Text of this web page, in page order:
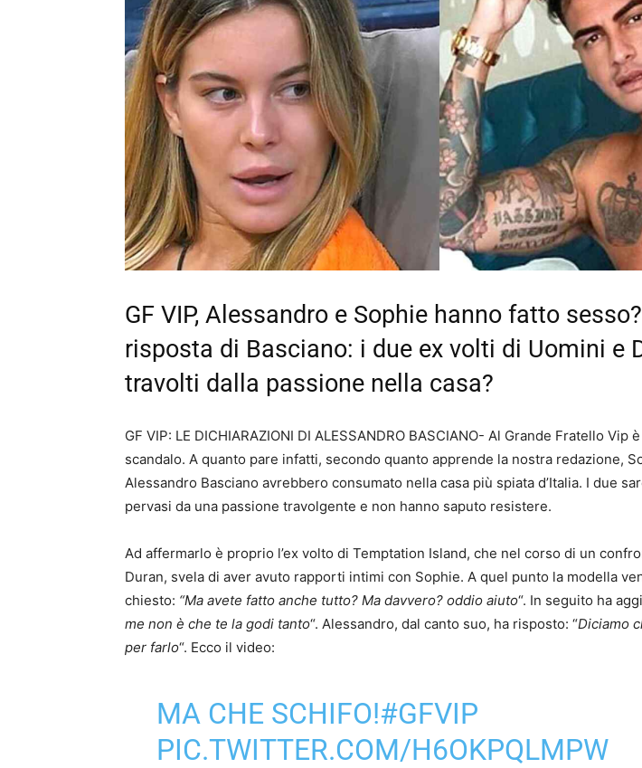
GF VIP, Alessandro e Sophie hanno fatto
risposta di Basciano: i due ex volti di Uomini e
travolti dalla passione nella casa?
GF VIP: LE DICHIARAZIONI DI ALESSANDRO BASCIANO- Al Grande Fratello Vip
scandalo. A quanto pare infatti, secondo quanto apprende la nostra redazione,
Alessandro Basciano avrebbero consumato nella casa più spiata d’Italia. I due
pervasi da una passione travolgente e non hanno saputo resistere.
Ad affermarlo è proprio l’ex volto di Temptation Island, che nel corso di un
Duran, svela di aver avuto rapporti intimi con Sophie. A quel punto la modella
chiesto: “Ma avete fatto anche tutto? Ma davvero? oddio aiuto“. In seguito ha
me non è che te la godi tanto“. Alessandro, dal canto suo, ha risposto: “Diciamo
per farlo“. Ecco il video:
MA CHE SCHIFO!#GFVIP
PIC.TWITTER.COM/H6OKPQLMPW